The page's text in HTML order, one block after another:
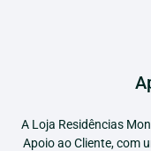
A Loja Residências
Apoio ao Cliente, com